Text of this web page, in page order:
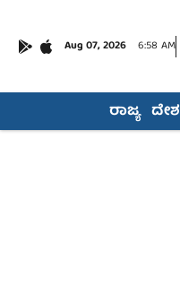
Aug 07, 2026 6:58 AM
ರಾಜ್ಯ ದೇಶ